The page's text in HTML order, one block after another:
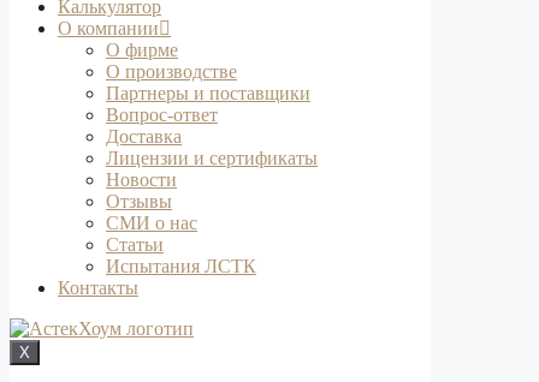
Калькулятор
О компании
О фирме
О производстве
Партнеры и поставщики
Вопрос-ответ
Доставка
Лицензии и сертификаты
Новости
Отзывы
СМИ о нас
Статьи
Испытания ЛСТК
Контакты
X